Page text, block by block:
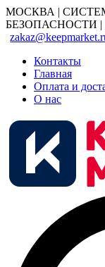
МОСКВА |
БЕЗОПАСНОСТИ |
Контакты
Главная
Оплата и
О нас